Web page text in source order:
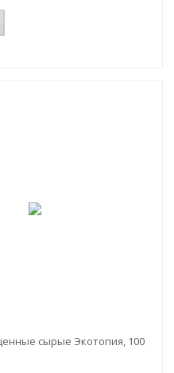
сырые Экотопия, 100